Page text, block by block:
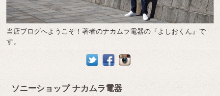
当店ブログへようこそ！著者のナカムラ電器の『よしおくん』で
す。
ソニーショップ ナカムラ電器